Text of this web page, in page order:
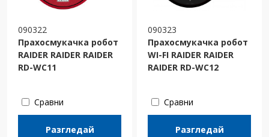
090322
Прахосмукачка робот
RAIDER RAIDER RAIDER
RD-WC11
Сравни
Разгледай
090323
Прахосмукачка робот
WI-FI RAIDER RAIDER
RAIDER RD-WC12
Сравни
Разгледай